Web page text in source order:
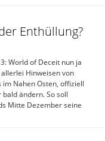
Enthüllung?
World of Deceit nun ja
Hinweisen von
Nahen Osten, offiziell
ändern. So soll
Mitte Dezember seine